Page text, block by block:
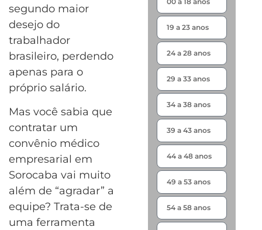
segundo maior
desejo do
trabalhador
brasileiro, perdendo
apenas para o
próprio salário.
Mas você sabia que
contratar um
convênio médico
empresarial em
Sorocaba vai muito
além de “agradar” a
equipe? Trata-se de
uma ferramenta